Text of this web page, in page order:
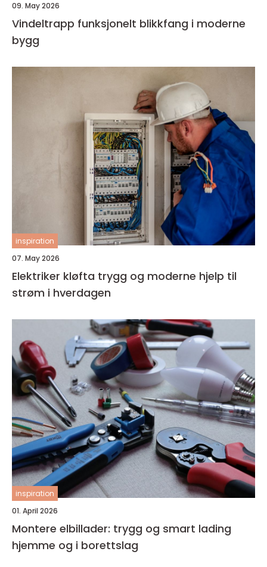
09. May 2026
Vindeltrapp funksjonelt blikkfang i moderne
bygg
inspiration
07. May 2026
Elektriker kløfta trygg og moderne hjelp til
strøm i hverdagen
inspiration
01. April 2026
Montere elbillader: trygg og smart lading
hjemme og i borettslag